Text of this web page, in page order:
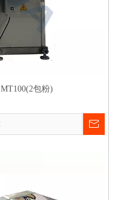
包粉)